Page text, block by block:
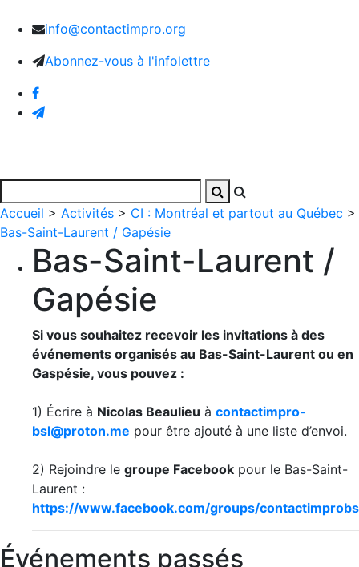
info@contactimpro.org
Abonnez-vous à l'infolettre
Accueil > Activités > CI : Montréal et partout au Québec >
Bas-Saint-Laurent / Gapésie
Bas-Saint-Laurent /
Gapésie
Si vous souhaitez recevoir les invitations à des
événements organisés au Bas-Saint-Laurent ou en
Gaspésie, vous pouvez :
1) Écrire à Nicolas Beaulieu à contactimpro-
bsl@proton.me pour être ajouté à une liste d’envoi.
2) Rejoindre le groupe Facebook pour le Bas-Saint-
Laurent :
https://www.facebook.com/groups/
Événements passés